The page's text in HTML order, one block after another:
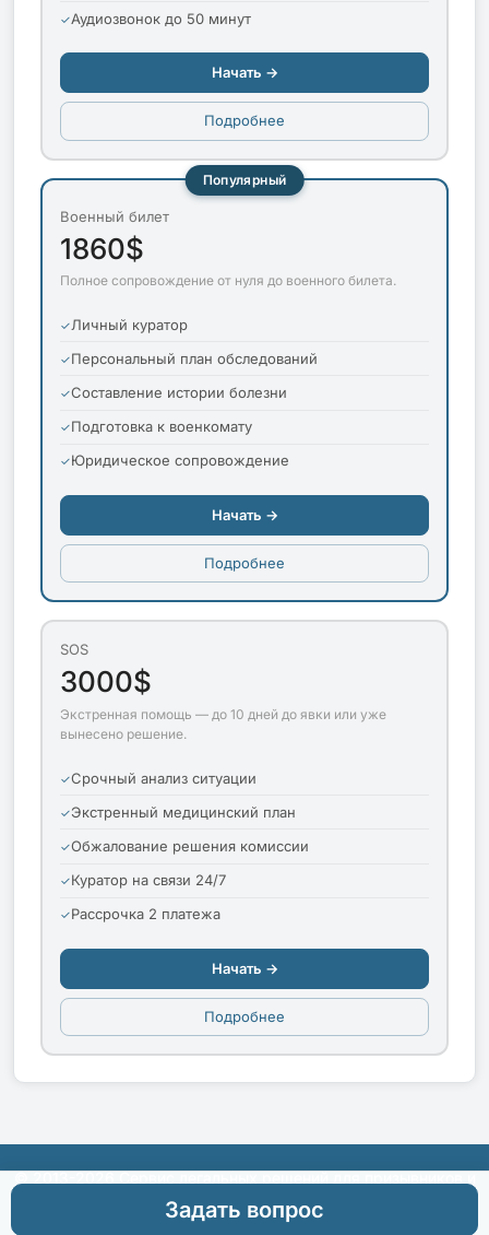
Аудиозвонок до 50 минут
Начать →
Подробнее
Популярный
Военный билет
1860$
Полное сопровождение от нуля до военного билета.
Личный куратор
Персональный план обследований
Составление истории болезни
Подготовка к военкомату
Юридическое сопровождение
Начать →
Подробнее
SOS
3000$
Экстренная помощь — до 10 дней до явки или уже
вынесено решение.
Срочный анализ ситуации
Экстренный медицинский план
Обжалование решения комиссии
Куратор на связи 24/7
Рассрочка 2 платежа
Начать →
Подробнее
© 2013-2026 Сервис легальных решений для призывников и
Задать вопрос